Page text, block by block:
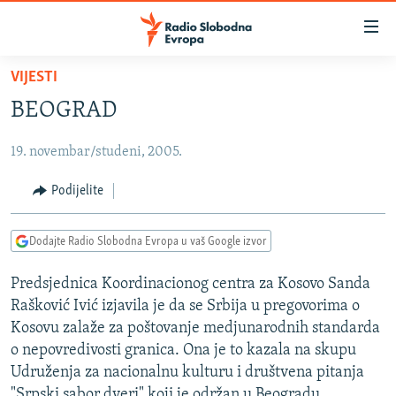
Pređite
glavni
Pređite
Pređite
pretragu
SRBIJA
KOSOVO
VIZUELNO
VIDEO
FOTOGALERIJE
INFOGRAFIKE
PODCASTI
RAT U UKRAJINI
KINA NA BALKANU
RSE PRIČE IZ SVIJETA
VIJESTI
BEOGRAD
19. novembar/studeni, 2005.
Podijelite
Dodajte Radio Slobodna Evropa u vaš Google izvor
Predsjednica Koordinacionog centra za Kosovo Sanda
Rašković Ivić izjavila je da se Srbija u pregovorima o
Kosovu zalaže za poštovanje medjunarodnih standarda
o nepovredivosti granica. Ona je to kazala na skupu
Udruženja za nacionalnu kulturu i društvena pitanja